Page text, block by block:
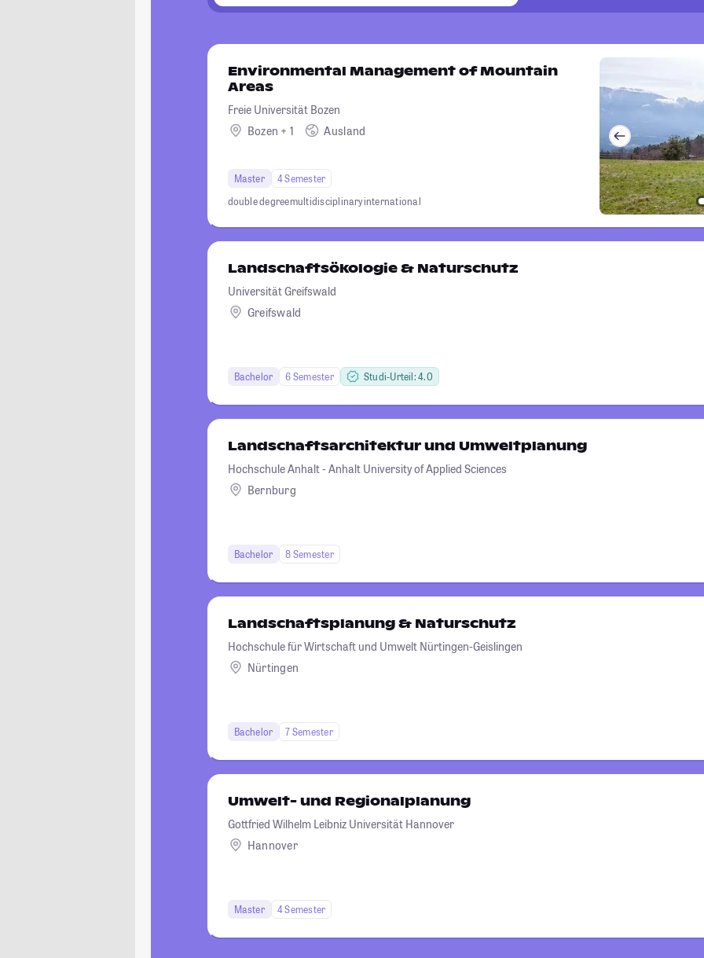
Environmental Management of Mountain
Areas
Freie Universität Bozen
Bozen + 1
Ausland
Master
4 Semester
double degreemultidisciplinaryinternational
Landschaftsökologie & Naturschutz
Universität Greifswald
Greifswald
Bachelor 6 Semester Studi-Urteil: 4.0
Landschaftsarchitektur und Umweltplanung
Hochschule Anhalt - Anhalt University of Applied Sciences
Bernburg
Bachelor 8 Semester
Landschaftsplanung & Naturschutz
Hochschule für Wirtschaft und Umwelt Nürtingen-Geislingen
Nürtingen
Bachelor 7 Semester
Umwelt- und Regionalplanung
Gottfried Wilhelm Leibniz Universität Hannover
Hannover
Master 4 Semester